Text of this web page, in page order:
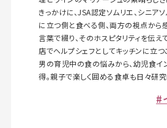
きっかけに、JSA認定ソムリエ、シニア
に立つ側と食べる側、両方の視点から
言葉で綴り、そのホスピタリティを伝え
店でヘルプシェフとしてキッチンに立つ
男の育児中の食の悩みから、幼児食イ
得。親子で楽しく囲める食卓も日々研究
#